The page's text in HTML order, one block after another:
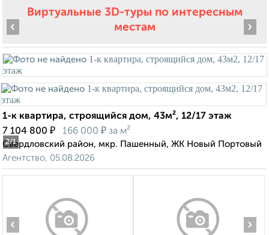
Виртуальные 3D-туры по интересным
местам
2/1
‹ ›
1-к квартира, строящийся дом, 43м², 12/17 этаж
7 104 800 ₽ 166 000 ₽ за м²
Свердловский район, мкр. Пашенный, ЖК Новый Портовый
Агентство, 05.08.2026
‹ ›